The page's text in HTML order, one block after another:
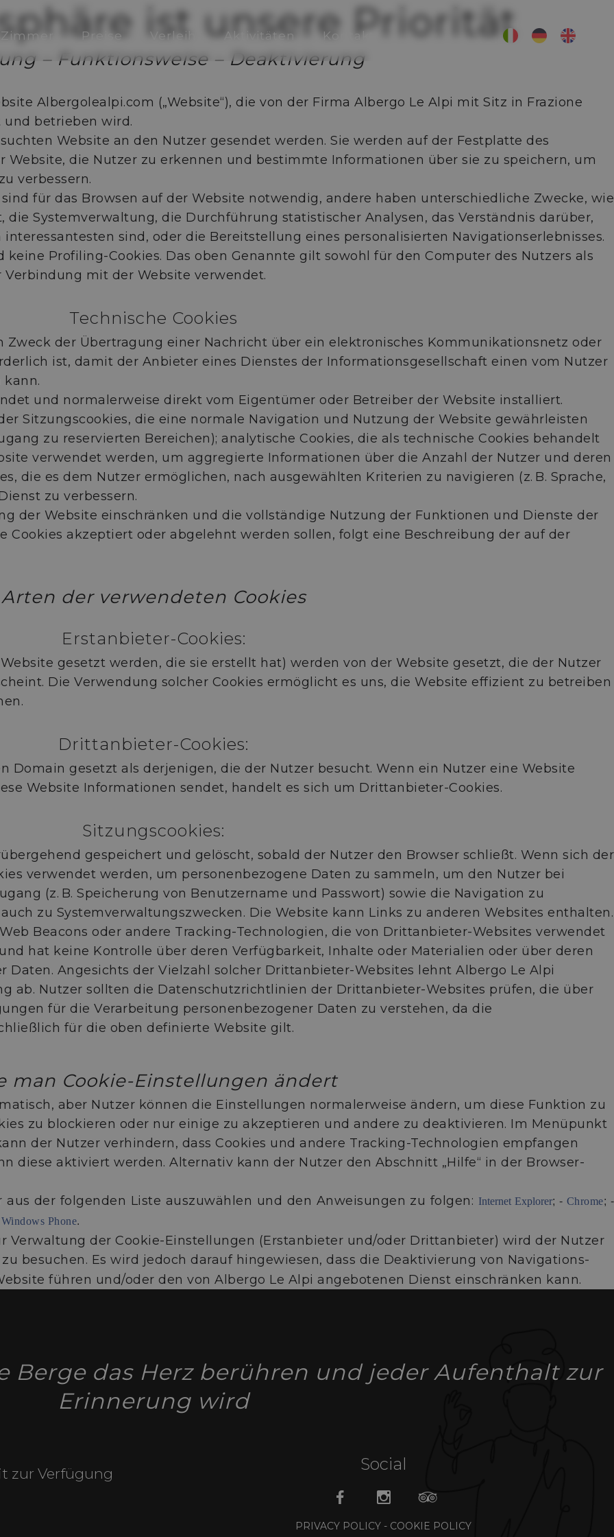
Zimmer Preise Verleih Aktivitäten Kontakt
ist unsere Priorität
– Funktionsweise – Deaktivierung
Albergolealpi.com („Website“), die von der Firma Albergo Le Alpi mit Sitz in Frazione
und betrieben wird.
Website an den Nutzer gesendet werden. Sie werden auf der Festplatte des
die Nutzer zu erkennen und bestimmte Informationen über sie zu speichern, um
verbessern.
für das Browsen auf der Website notwendig, andere haben unterschiedliche Zwecke, wie
die Systemverwaltung, die Durchführung statistischer Analysen, das Verständnis darüber,
sind, oder die Bereitstellung eines personalisierten Navigationserlebnisses.
Profiling-Cookies. Das oben Genannte gilt sowohl für den Computer des Nutzers als
Verbindung mit der Website verwendet.
Technische Cookies
Zweck der Übertragung einer Nachricht über ein elektronisches Kommunikationsnetz oder
ist, damit der Anbieter eines Dienstes der Informationsgesellschaft einen vom Nutzer
und normalerweise direkt vom Eigentümer oder Betreiber der Website installiert.
Sitzungscookies, die eine normale Navigation und Nutzung der Website gewährleisten
zu reservierten Bereichen); analytische Cookies, die als technische Cookies behandelt
verwendet werden, um aggregierte Informationen über die Anzahl der Nutzer und deren
die es dem Nutzer ermöglichen, nach ausgewählten Kriterien zu navigieren (z. B. Sprache,
zu verbessern.
der Website einschränken und die vollständige Nutzung der Funktionen und Dienste der
Cookies akzeptiert oder abgelehnt werden sollen, folgt eine Beschreibung der auf der
Arten der verwendeten Cookies
Erstanbieter-Cookies:
gesetzt werden, die sie erstellt hat) werden von der Website gesetzt, die der Nutzer
Die Verwendung solcher Cookies ermöglicht es uns, die Website effizient zu betreiben
Drittanbieter-Cookies:
Domain gesetzt als derjenigen, die der Nutzer besucht. Wenn ein Nutzer eine Website
Website Informationen sendet, handelt es sich um Drittanbieter-Cookies.
Sitzungscookies:
gespeichert und gelöscht, sobald der Nutzer den Browser schließt. Wenn sich der
verwendet werden, um personenbezogene Daten zu sammeln, um den Nutzer bei
(z. B. Speicherung von Benutzername und Passwort) sowie die Navigation zu
zu Systemverwaltungszwecken. Die Website kann Links zu anderen Websites enthalten.
Beacons oder andere Tracking-Technologien, die von Drittanbieter-Websites verwendet
hat keine Kontrolle über deren Verfügbarkeit, Inhalte oder Materialien oder über deren
Daten. Angesichts der Vielzahl solcher Drittanbieter-Websites lehnt Albergo Le Alpi
ab. Nutzer sollten die Datenschutzrichtlinien der Drittanbieter-Websites prüfen, die über
für die Verarbeitung personenbezogener Daten zu verstehen, da die
für die oben definierte Website gilt.
man Cookie-Einstellungen ändert
aber Nutzer können die Einstellungen normalerweise ändern, um diese Funktion zu
zu blockieren oder nur einige zu akzeptieren und andere zu deaktivieren. Im Menüpunkt
der Nutzer verhindern, dass Cookies und andere Tracking-Technologien empfangen
diese aktiviert werden. Alternativ kann der Nutzer den Abschnitt „Hilfe“ in der Browser-
der folgenden Liste auszuwählen und den Anweisungen zu folgen: Internet Explorer; - Chrome; -
Windows Phone.
Verwaltung der Cookie-Einstellungen (Erstanbieter und/oder Drittanbieter) wird der Nutzer
zu besuchen. Es wird jedoch darauf hingewiesen, dass die Deaktivierung von Navigations-
führen und/oder den von Albergo Le Alpi angebotenen Dienst einschränken kann.
Berge das Herz berühren und jeder Aufenthalt zur
Erinnerung wird
zur Verfügung Social
PRIVACY POLICY - COOKIE POLICY